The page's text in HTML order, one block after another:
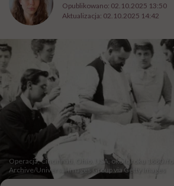
Opublikowano: 02.10.2025 13:50
Aktualizacja: 02.10.2025 14:42
Operacja, Cincinnati, Ohio, USA, około roku 1880 /
Archive/Universal Images Group via Getty Images